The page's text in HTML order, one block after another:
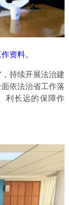
资料。
持续开展法治建
依法治省工作落
利长远的保障作